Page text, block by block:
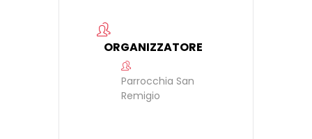
ORGANIZZATORE
Parrocchia San
Remigio